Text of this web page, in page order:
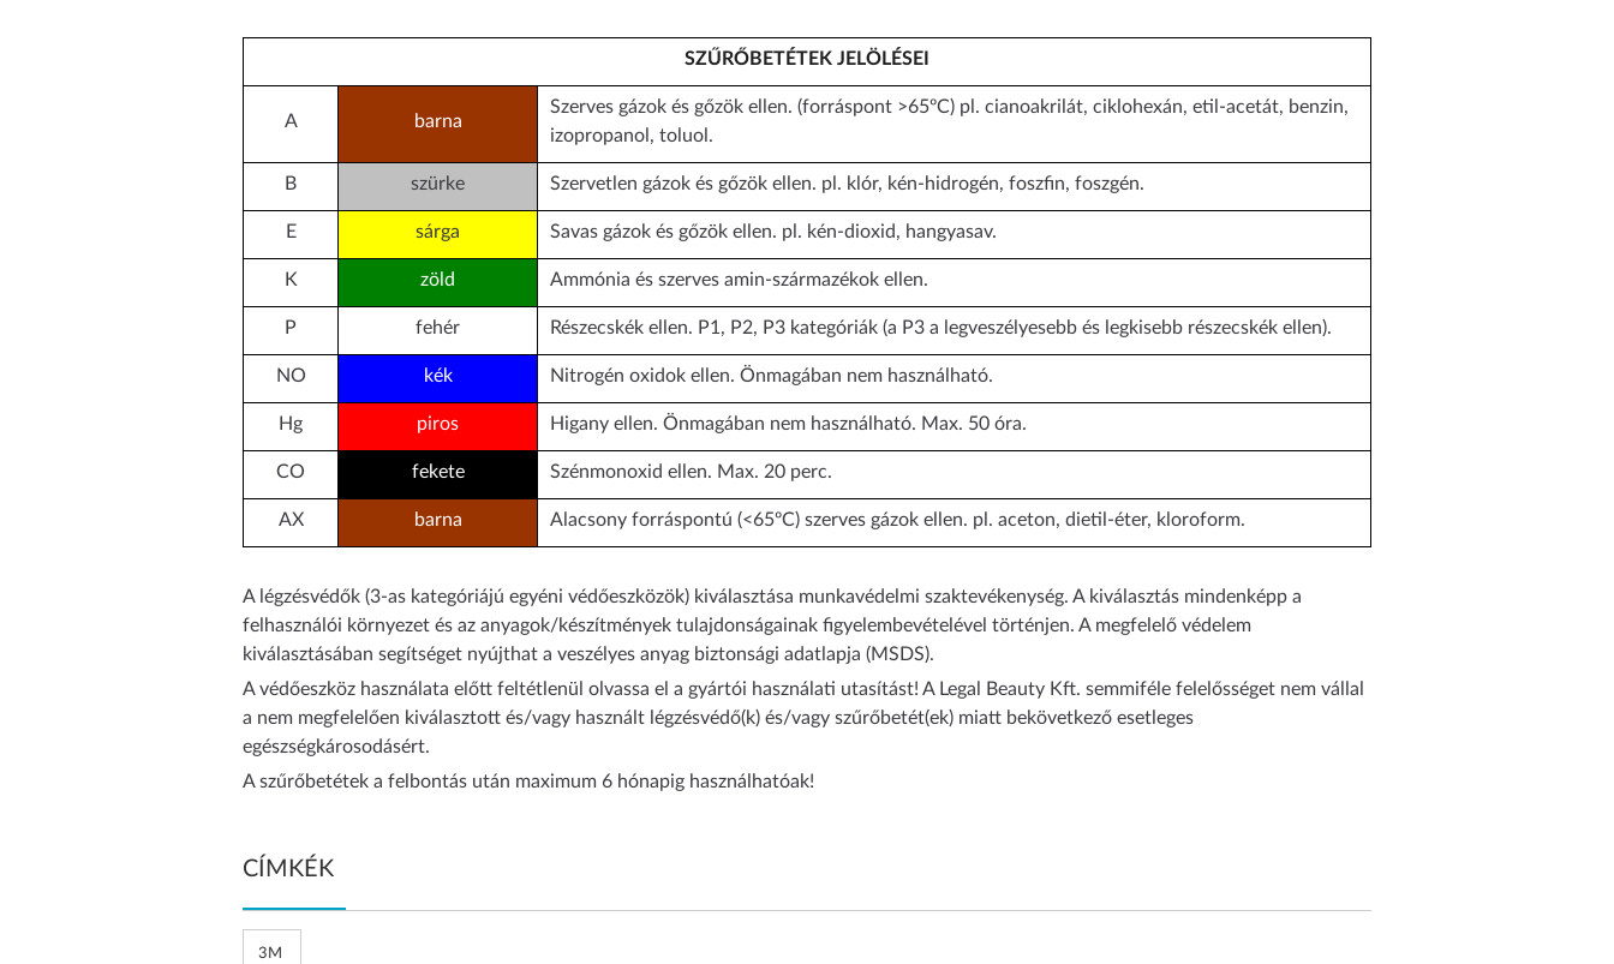
SZŰRŐBETÉTEK JELÖLÉSEI
A barna
Szerves gázok és gőzök ellen. (forráspont >65ºC) pl. cianoakrilát, ciklohexán, etil-acetát, benzin,
izopropanol, toluol.
B szürke Szervetlen gázok és gőzök ellen. pl. klór, kén-hidrogén, foszfin, foszgén.
E sárga Savas gázok és gőzök ellen. pl. kén-dioxid, hangyasav.
K zöld Ammónia és szerves amin-származékok ellen.
P fehér Részecskék ellen. P1, P2, P3 kategóriák (a P3 a legveszélyesebb és legkisebb részecskék ellen).
NO kék Nitrogén oxidok ellen. Önmagában nem használható.
Hg piros Higany ellen. Önmagában nem használható. Max. 50 óra.
CO fekete Szénmonoxid ellen. Max. 20 perc.
AX barna Alacsony forráspontú (<65ºC) szerves gázok ellen. pl. aceton, dietil-éter, kloroform.
A légzésvédők (3-as kategóriájú egyéni védőeszközök) kiválasztása munkavédelmi szaktevékenység. A kiválasztás mindenképp a
felhasználói környezet és az anyagok/készítmények tulajdonságainak figyelembevételével történjen. A megfelelő védelem
kiválasztásában segítséget nyújthat a veszélyes anyag biztonsági adatlapja (MSDS).
A védőeszköz használata előtt feltétlenül olvassa el a gyártói használati utasítást! A Legal Beauty Kft. semmiféle felelősséget nem vállal
a nem megfelelően kiválasztott és/vagy használt légzésvédő(k) és/vagy szűrőbetét(ek) miatt bekövetkező esetleges
egészségkárosodásért.
A szűrőbetétek a felbontás után maximum 6 hónapig használhatóak!
CÍMKÉK
3M